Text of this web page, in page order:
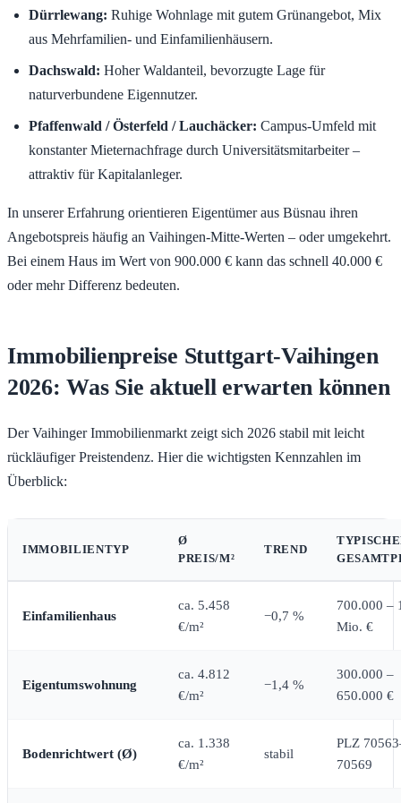
Dürrlewang: Ruhige Wohnlage mit gutem Grünangebot, Mix
aus Mehrfamilien- und Einfamilienhäusern.
Dachswald: Hoher Waldanteil, bevorzugte Lage für
naturverbundene Eigennutzer.
Pfaffenwald / Österfeld / Lauchäcker: Campus-Umfeld mit
konstanter Mieternachfrage durch Universitätsmitarbeiter –
attraktiv für Kapitalanleger.
In unserer Erfahrung orientieren Eigentümer aus Büsnau ihren
Angebotspreis häufig an Vaihingen-Mitte-Werten – oder umgekehrt.
Bei einem Haus im Wert von 900.000 € kann das schnell 40.000 €
oder mehr Differenz bedeuten.
Immobilienpreise Stuttgart-Vaihingen
2026: Was Sie aktuell erwarten können
Der Vaihinger Immobilienmarkt zeigt sich 2026 stabil mit leicht
rückläufiger Preistendenz. Hier die wichtigsten Kennzahlen im
Überblick:
IMMOBILIENTYP
Ø
PREIS/M²
TREND
Einfamilienhaus
ca. 5.458
€/m²
−0,7 %
700.000 –
Mio. €
Eigentumswohnung
ca. 4.812
€/m²
−1,4 %
300.000 –
650.000 €
Bodenrichtwert (Ø)
ca. 1.338
€/m²
stabil
PLZ
70569